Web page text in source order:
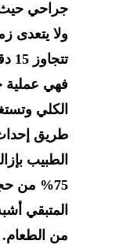
جراحي حيث
ولا يتعدى
فهي عملية
الكلي
طريق
الطبيب
75% من
المتبقي
من الطعام.